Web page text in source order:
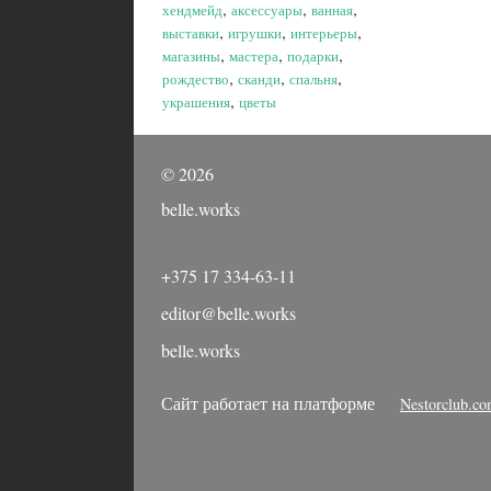
хендмейд, аксессуары, ванная,
выставки, игрушки, интерьеры,
магазины, мастера, подарки,
рождество, сканди, спальня,
украшения, цветы
©2026
belle.works
+375 17 334-63-11
editor@belle.works
belle.works
Сайт работает на платформе